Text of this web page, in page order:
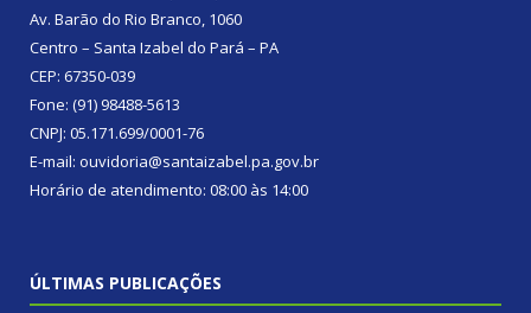
Av. Barão do Rio Branco, 1060
Centro – Santa Izabel do Pará – PA
CEP: 67350-039
Fone: (91) 98488-5613
CNPJ: 05.171.699/0001-76
E-mail: ouvidoria@santaizabel.pa.gov.br
Horário de atendimento: 08:00 às 14:00
ÚLTIMAS PUBLICAÇÕES